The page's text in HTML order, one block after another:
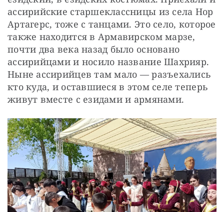
ассирийские старшеклассницы из села Нор
Артагерс, тоже с танцами. Это село, которое
также находится в Армавирском марзе,
почти два века назад было основано
ассирийцами и носило название Шахрияр.
Ныне ассирийцев там мало — разъехались
кто куда, и оставшиеся в этом селе теперь
живут вместе с езидами и армянами.